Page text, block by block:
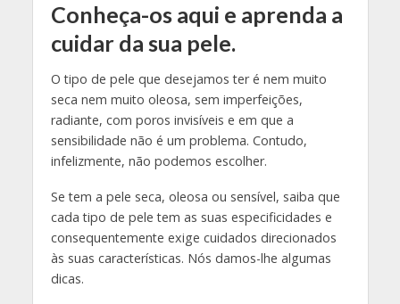
Conheça-os aqui e aprenda a
cuidar da sua pele.
O tipo de pele que desejamos ter é nem muito
seca nem muito oleosa, sem imperfeições,
radiante, com poros invisíveis e em que a
sensibilidade não é um problema. Contudo,
infelizmente, não podemos escolher.
Se tem a pele seca, oleosa ou sensível, saiba que
cada tipo de pele tem as suas especificidades e
consequentemente exige cuidados direcionados
às suas características. Nós damos-lhe algumas
dicas.